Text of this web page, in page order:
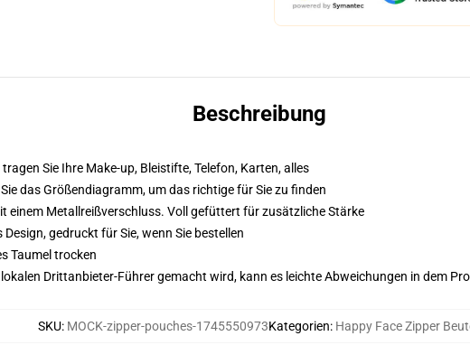
Beschreibung
Sie Ihre Make-up, Bleistifte, Telefon, Karten, alles
das Größendiagramm, um das richtige für Sie zu finden
einem Metallreißverschluss. Voll gefüttert für zusätzliche Stärke
gedruckt für Sie, wenn Sie bestellen
Taumel trocken
Drittanbieter-Führer gemacht wird, kann es leichte Abweichungen in dem
SKU: MOCK-zipper-pouches-1745550973Kategorien: Happy Face Zipper